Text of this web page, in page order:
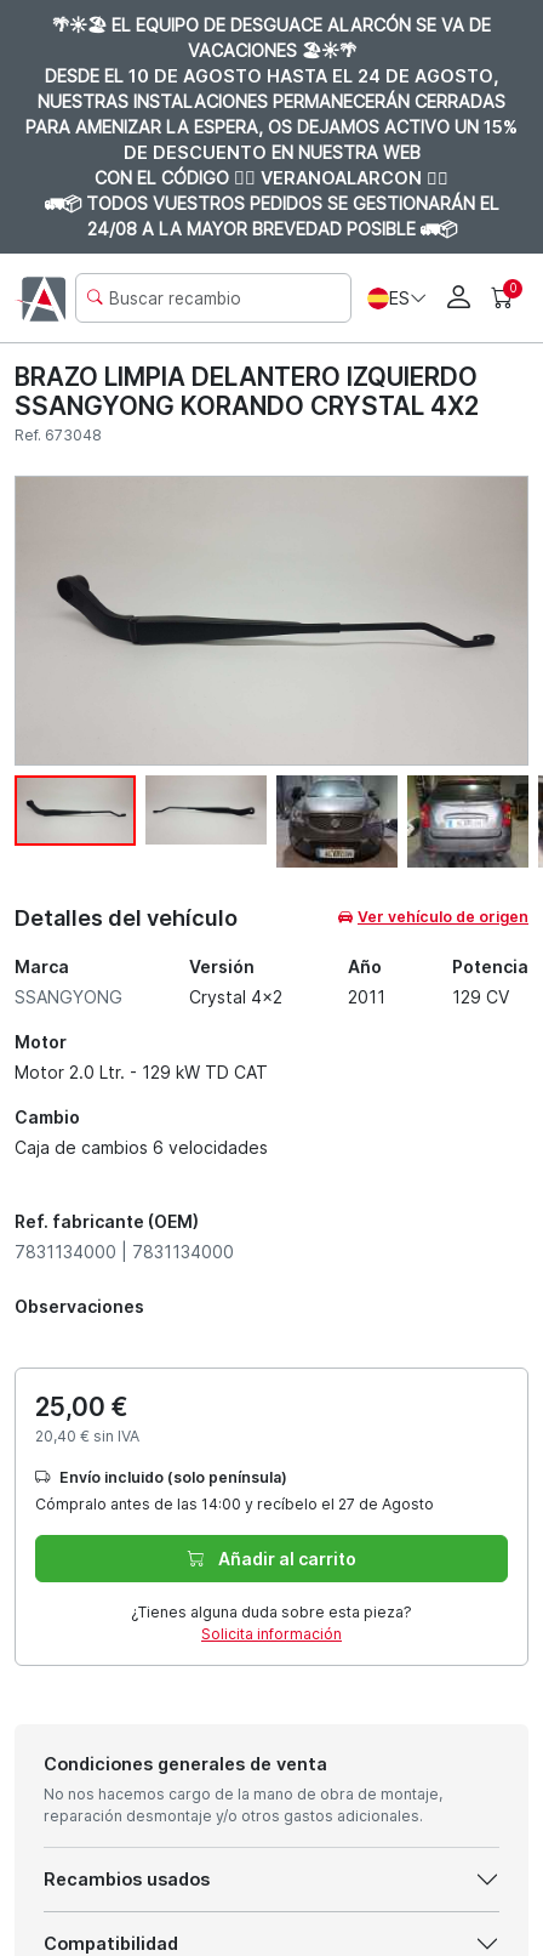
🌴☀️🏖️ EL EQUIPO DE DESGUACE ALARCÓN SE VA DE
VACACIONES 🏖️☀️🌴
DESDE EL 10 DE AGOSTO HASTA EL 24 DE AGOSTO,
NUESTRAS INSTALACIONES PERMANECERÁN CERRADAS
PARA AMENIZAR LA ESPERA, OS DEJAMOS ACTIVO UN 15%
DE DESCUENTO EN NUESTRA WEB
CON EL CÓDIGO 👉🏼 VERANOALARCON 👈🏼
🚛📦 TODOS VUESTROS PEDIDOS SE GESTIONARÁN EL
24/08 A LA MAYOR BREVEDAD POSIBLE 🚛📦
ES 0
BRAZO LIMPIA DELANTERO IZQUIERDO
SSANGYONG KORANDO CRYSTAL 4X2
Ref. 673048
Detalles del vehículo Ver vehículo de origen
Marca
SSANGYONG
Versión
Crystal 4x2
Año
2011
Potencia
129 CV
Motor
Motor 2.0 Ltr. - 129 kW TD CAT
Cambio
Caja de cambios 6 velocidades
Ref. fabricante (OEM)
7831134000 | 7831134000
Observaciones
25,00 €
20,40 € sin IVA
Envío incluido (solo península)
Cómpralo antes de las 14:00 y recíbelo el 27 de Agosto
Añadir al carrito
¿Tienes alguna duda sobre esta pieza?
Solicita información
Condiciones generales de venta
No nos hacemos cargo de la mano de obra de montaje,
reparación desmontaje y/o otros gastos adicionales.
Recambios usados
Compatibilidad